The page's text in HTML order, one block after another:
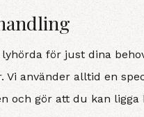
för just dina
använder alltid en
och gör att du kan ligga